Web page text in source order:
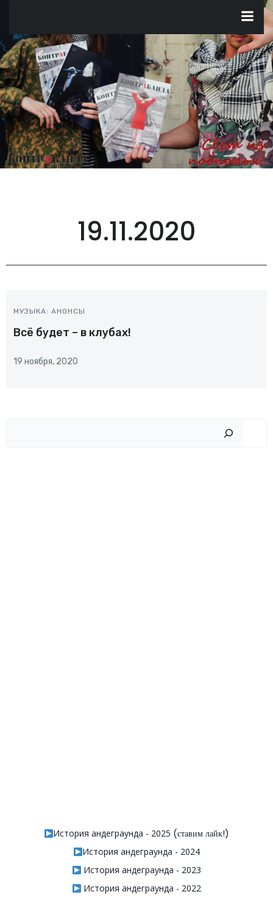
содержимому
19.11.2020
МУЗЫКА: АНОНСЫ
Всё будет – в клубах!
19 ноября, 2020
История андеграунда - 2025 (ставим лайк!)
История андеграунда - 2024
История андеграунда - 2023
История андеграунда - 2022